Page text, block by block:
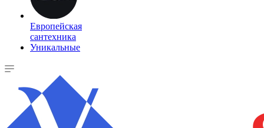
Европейская
сантехника
Уникальные